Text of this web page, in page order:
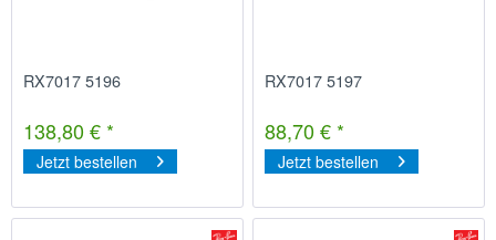
RX7017 5196
138,80 € *
Jetzt bestellen
RX7017 5197
88,70 € *
Jetzt bestellen